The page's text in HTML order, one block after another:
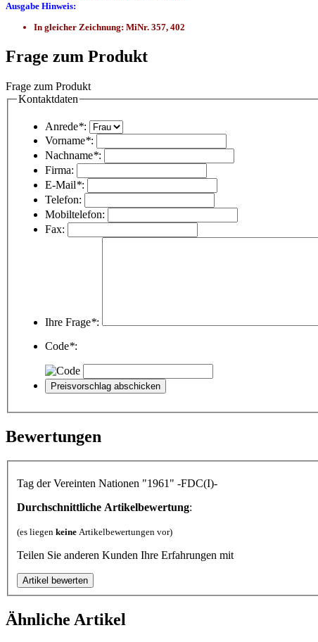
Ausgabe Hinweis:
In gleicher Zeichnung: MiNr. 357, 402
Frage zum Produkt
Frage zum Produkt
Kontaktdaten
Anrede*:
Vorname*:
Nachname*:
Firma:
E-Mail*:
Telefon:
Mobiltelefon:
Fax:
Ihre Frage*:
Code*:
Bewertungen
Tag der Vereinten Nationen "1961" -FDC(I)-
Durchschnittliche Artikelbewertung:
(es liegen keine Artikelbewertungen vor)
Teilen Sie anderen Kunden Ihre Erfahrungen mit
Ähnliche Artikel